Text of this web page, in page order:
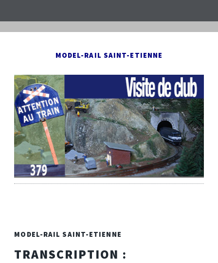
MODEL-RAIL SAINT-ETIENNE
MODEL-RAIL SAINT-ETIENNE
TRANSCRIPTION :